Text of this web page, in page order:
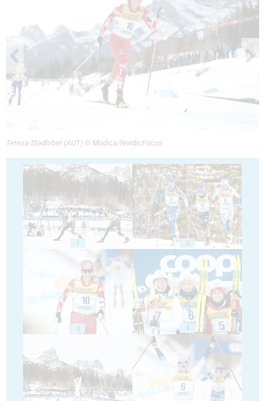
Teresa Stadlober (AUT) © Modica/NordicFocus
1 2
3 4